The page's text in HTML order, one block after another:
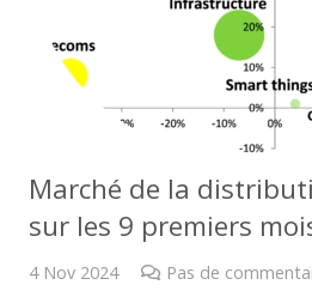
Marché de la
sur les 9 premiers
4 Nov 2024 Pas de